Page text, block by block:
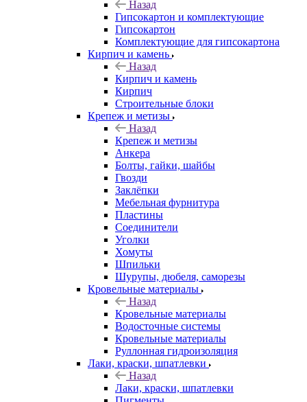
Назад
Гипсокартон и комплектующие
Гипсокартон
Комплектующие для гипсокартона
Кирпич и камень
Назад
Кирпич и камень
Кирпич
Строительные блоки
Крепеж и метизы
Назад
Крепеж и метизы
Анкера
Болты, гайки, шайбы
Гвозди
Заклёпки
Мебельная фурнитура
Пластины
Соединители
Уголки
Хомуты
Шпильки
Шурупы, дюбеля, саморезы
Кровельные материалы
Назад
Кровельные материалы
Водосточные системы
Кровельные материалы
Руллонная гидроизоляция
Лаки, краски, шпатлевки
Назад
Лаки, краски, шпатлевки